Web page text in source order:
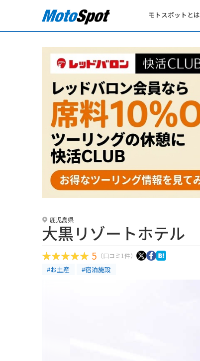
モトスポットとは
鹿児島県
大黒リゾートホテル
5 （口コミ1件）
#お土産 #宿泊施設